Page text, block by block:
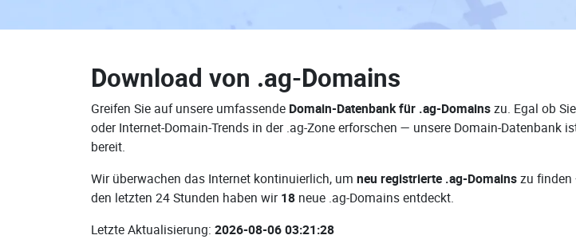
Download von .ag-Domains
Greifen Sie auf unsere umfassende Domain-Datenbank für .ag-Domainszu. Egal ob
oder Internet-Domain-Trends in der .ag-Zone erforschen — unsere Domain-
bereit.
Wir überwachen das Internet kontinuierlich, um neu registrierte .ag-Domainszu finden
den letzten 24 Stunden haben wir 18 neue .ag-Domains entdeckt.
Letzte Aktualisierung: 2026-08-06 03:21:28